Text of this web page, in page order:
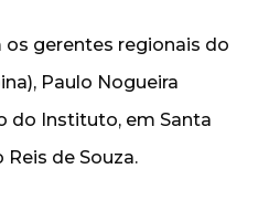
gerentes regionais do
Paulo Nogueira
do Instituto, em Santa
de Souza.